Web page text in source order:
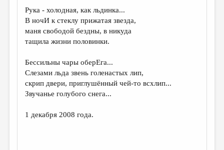
КНИЖНАЯ ПОЛКА
ОБЗОР ЛИТЕРАТУРЫ
ОБЪЯВЛЕНИЯ
КОЛОНКА РЕДАКТОРА
Рука - холодная, как льдинка...
В ночИ к стеклу прижатая звезда,
маня свободой бездны, в никуда
тащила жизни половинки.
Бессильны чары оберЕга...
Слезами льда звень голенастых лип,
скрип двери, приглушённый чей-то всхлип...
Звучанье голубого снега...
1 декабря 2008 года.